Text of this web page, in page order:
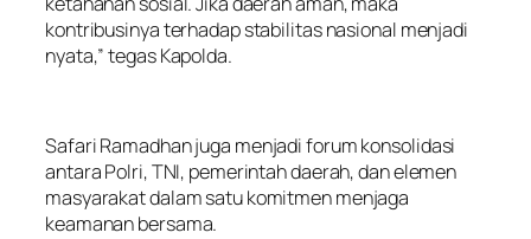
kontribusinya terhadap stabilitas nasional menjadi
nyata,” tegas Kapolda.
Safari Ramadhan juga menjadi forum konsolidasi
antara Polri, TNI, pemerintah daerah, dan elemen
masyarakat dalam satu komitmen menjaga
keamanan bersama.